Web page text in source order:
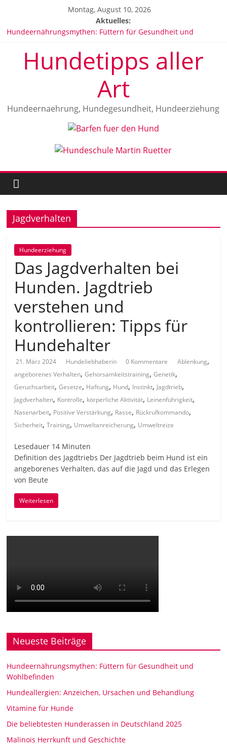
springen
Montag, August 10, 2026
Aktuelles:
Hundeernährungsmythen: Füttern für Gesundheit und
Hundeallergien: Anzeichen, Ursachen und Behandlung
Vitamine für Hunde
Die beliebtesten Hunderassen in Deutschland 2025
Malinois Herrkunft und Geschichte
Hundetipps aller
Art
Hundeernaehrung, Hundegesundheit, Hundeerziehung
Jagdverhalten
Hundeerziehung
Das Jagdverhalten bei
Hunden. Jagdtrieb
verstehen und
kontrollieren: Tipps für
Hundehalter
21. März 2024 Hundeliebhaberin 0 Kommentare Ablenkung,
angeborenes Verhalten,Gehorsamkeitstraining,Genetik,
Geruchsarbeit,Gesetze, Haftung, Hund, Instinkt, Jagdtrieb,
Jagdverhalten, Kontrolle, körperliche Aktivität, Leinenführigkeit,
Nasenarbeit, Positive Verstärkung, Rasse, Rückrufkommando,
Sicherheit,Training, Umweltanreicherung, Umweltreize
Lesedauer 14 Minuten
Definition des Jagdtriebs Der Jagdtrieb beim Hund ist ein
angeborenes Verhalten, das auf die Jagd und das Erlegen
von Beute
Weiterlesen
Neueste Beiträge
Hundeernährungsmythen: Füttern für Gesundheit und
Wohlbefinden
Hundeallergien: Anzeichen, Ursachen und Behandlung
Vitamine für Hunde
Die beliebtesten Hunderassen in Deutschland 2025
Malinois Herrkunft und Geschichte